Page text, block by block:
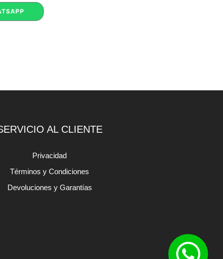
AL CLIENTE
Privacidad
Términos y Condiciones
Devoluciones y Garantías